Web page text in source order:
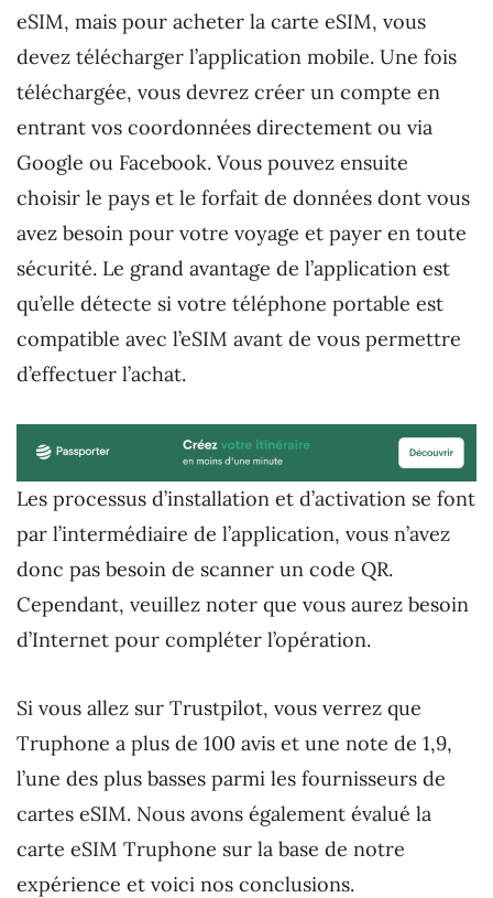
eSIM, mais pour acheter la carte eSIM, vous
devez télécharger l’application mobile. Une fois
téléchargée, vous devrez créer un compte en
entrant vos coordonnées directement ou via
Google ou Facebook. Vous pouvez ensuite
choisir le pays et le forfait de données dont vous
avez besoin pour votre voyage et payer en toute
sécurité. Le grand avantage de l’application est
qu’elle détecte si votre téléphone portable est
compatible avec l’eSIM avant de vous permettre
d’effectuer l’achat.
Les processus d’installation et d’activation se font
par l’intermédiaire de l’application, vous n’avez
donc pas besoin de scanner un code QR.
Cependant, veuillez noter que vous aurez besoin
d’Internet pour compléter l’opération.
Si vous allez sur Trustpilot, vous verrez que
Truphone a plus de 100 avis et une note de 1,9,
l’une des plus basses parmi les fournisseurs de
cartes eSIM. Nous avons également évalué la
carte eSIM Truphone sur la base de notre
expérience et voici nos conclusions.